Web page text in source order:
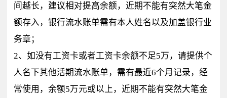
间越长，建议相对提高余额，近期不能有突然大笔金
额存入，银行流水账单需有本人姓名以及加盖银行业
务章；
2、如没有工资卡或者工资卡余额不足5万，请提供个
人名下其他活期流水账单，需有最近6个月记录，经
常使用，余额5万元或以上，近期不能有突然大笔金